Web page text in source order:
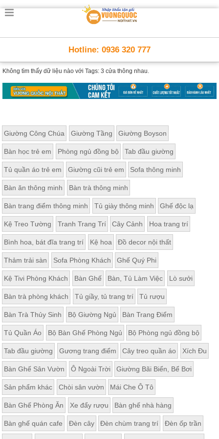
Hotline: 0936 320 777
Không tìm thấy dữ liệu nào với Tags: 3 cửa thông nhau.
Giường Công Chúa Giường Tầng Giường Boyson
Bàn học trẻ em Phòng ngủ đồng bộ Tab đầu giường
Tủ quần áo trẻ em Giường cũi trẻ em Sofa thông minh
Bàn ăn thông minh Bàn trà thông minh
Bàn trang điểm thông minh Tủ giày thông minh Ghế độc lạ
Kệ Treo Tường Tranh Trang Trí Cây Cảnh Hoa trang trí
Bình hoa, bát đĩa trang trí Kệ hoa Đồ decor nội thất
Thảm trải sàn Sofa Phòng Khách Ghế Quý Phi
Kệ Tivi Phòng Khách Bàn Ghế Bàn, Tủ Làm Việc Lò sưởi
Bàn trà phòng khách Tủ giầy, tủ trang trí Tủ rượu
Bàn Trà Thủy Sinh Bộ Giường Ngủ Bàn Trang Điểm
Tủ Quần Áo Bộ Bàn Ghế Phòng Ngủ Bộ Phòng ngủ đồng bộ
Tab đầu giường Gương trang điểm Cây treo quần áo Xích Đu
Bàn Ghế Sân Vườn Ô Ngoài Trời Giường Bãi Biển, Bể Bơi
Sản phẩm khác Chòi sân vườn Mái Che Ô Tô
Bàn Ghế Phòng Ăn Xe đẩy rượu Bàn ghế nhà hàng
Bàn ghế quán cafe Đèn cây Đèn chùm trang trí Đèn ốp trần